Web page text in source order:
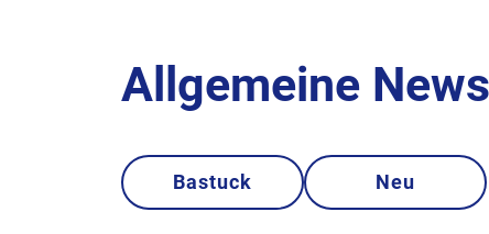
Allgemeine
Bastuck Neu